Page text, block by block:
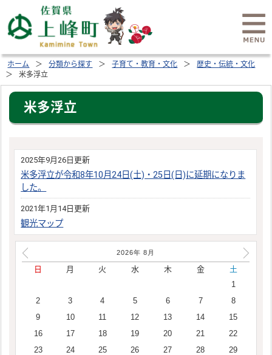
ホーム 分類から探す 子育て・教育・文化
歴史・伝統・文化
米多浮立
米多浮立
2025年9月26日更新
米多浮立が令和8年10月24日(土)・25日(日)に延期になりま
した。
2021年1月14日更新
観光マップ
2026年 8 月
日 月 火 水 木 金
土
1
2
3 4 5 6 7
8
9
10 11 12 13 14
15
16
17 18 19 20 21
22
23
24 25 26 27 28
29